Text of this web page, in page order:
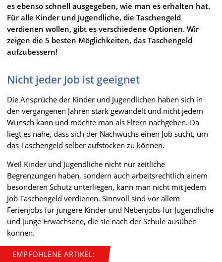
es ebenso schnell ausgegeben, wie man es erhalten hat.
Für alle Kinder und Jugendliche, die Taschengeld
verdienen wollen, gibt es verschiedene Optionen. Wir
zeigen die 5 besten Möglichkeiten, das Taschengeld
aufzubessern!
Nicht jeder Job ist geeignet
Die Ansprüche der Kinder und Jugendlichen haben sich in
den vergangenen Jahren stark gewandelt und nicht jedem
Wunsch kann und möchte man als Eltern nachgeben. Da
liegt es nahe, dass sich der Nachwuchs einen Job sucht, um
das Taschengeld selber aufstocken zu können.
Weil Kinder und Jugendliche nicht nur zeitliche
Begrenzungen haben, sondern auch arbeitsrechtlich einem
besonderen Schutz unterliegen, kann man nicht mit jedem
Job Taschengeld verdienen. Sinnvoll sind vor allem
Ferienjobs für jüngere Kinder und Nebenjobs für Jugendliche
und junge Erwachsene, die sie nach der Schule ausüben
können.
EMPFOHLENE ARTIKEL: